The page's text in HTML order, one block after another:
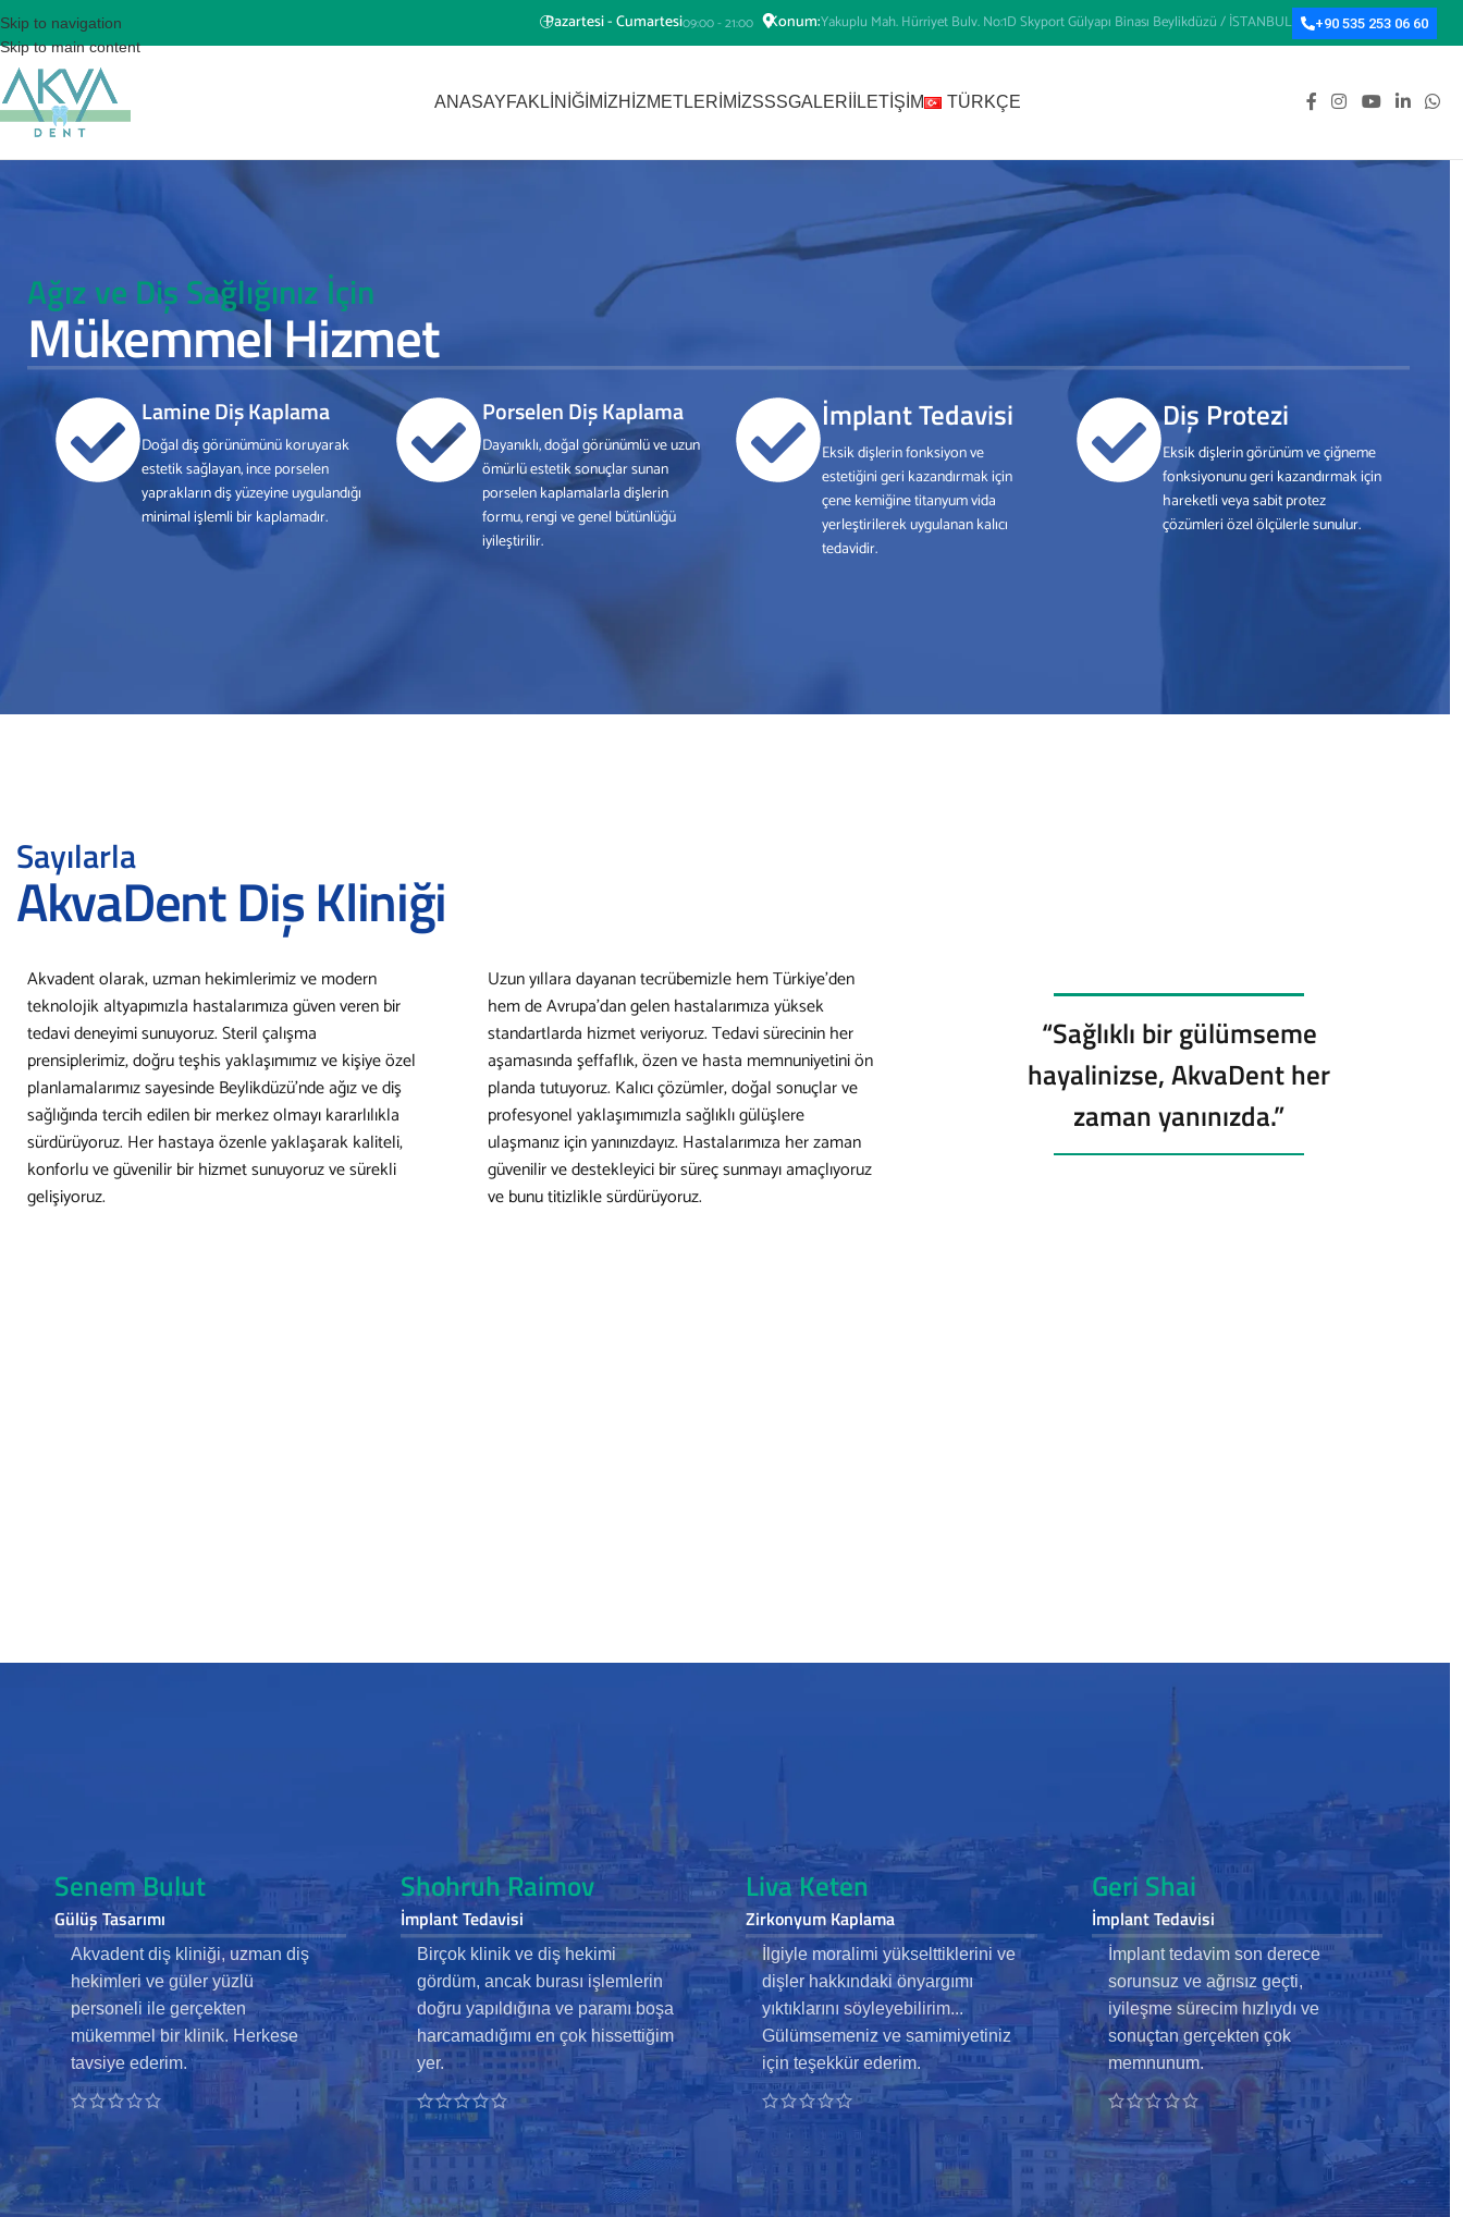
Skip to navigation
Skip to main content
+90 535 253 06 60
Yakuplu Mah. Hürriyet Bulv. No:1D Skyport Gülyapı Binası Beylikdüzü / İSTANBUL
Konum:
09:00 - 21:00
Pazartesi - Cumartesi
ANASAYFAKLINIĞIMIZHIZMETLERIMIZSSSGALERI İLETIŞIM TÜRKÇE
Ağız ve Diş Sağlığınız İçin
Mükemmel Hizmet
Lamine Diş Kaplama
Doğal diş görünümünü koruyarak
estetik sağlayan, ince porselen
yaprakların diş yüzeyine uygulandığı
minimal işlemli bir kaplamadır.
Porselen Diş Kaplama
Dayanıklı, doğal görünümlü ve uzun
ömürlü estetik sonuçlar sunan
porselen kaplamalarla dişlerin
formu, rengi ve genel bütünlüğü
iyileştirilir.
İmplant Tedavisi
Eksik dişlerin fonksiyon ve
estetiğini geri kazandırmak için
çene kemiğine titanyum vida
yerleştirilerek uygulanan kalıcı
tedavidir.
Diş Protezi
Eksik dişlerin görünüm ve çiğneme
fonksiyonunu geri kazandırmak için
hareketli veya sabit protez
çözümleri özel ölçülerle sunulur.
Sayılarla
AkvaDent Diş Kliniği
Akvadent olarak, uzman hekimlerimiz ve modern
teknolojik altyapımızla hastalarımıza güven veren bir
tedavi deneyimi sunuyoruz. Steril çalışma
prensiplerimiz, doğru teşhis yaklaşımımız ve kişiye özel
planlamalarımız sayesinde Beylikdüzü’nde ağız ve diş
sağlığında tercih edilen bir merkez olmayı kararlılıkla
sürdürüyoruz. Her hastaya özenle yaklaşarak kaliteli,
konforlu ve güvenilir bir hizmet sunuyoruz ve sürekli
gelişiyoruz.
Uzun yıllara dayanan tecrübemizle hem Türkiye’den
hem de Avrupa’dan gelen hastalarımıza yüksek
standartlarda hizmet veriyoruz. Tedavi sürecinin her
aşamasında şeffaflık, özen ve hasta memnuniyetini ön
planda tutuyoruz. Kalıcı çözümler, doğal sonuçlar ve
profesyonel yaklaşımımızla sağlıklı gülüşlere
ulaşmanız için yanınızdayız. Hastalarımıza her zaman
güvenilir ve destekleyici bir süreç sunmayı amaçlıyoruz
ve bunu titizlikle sürdürüyoruz.
“Sağlıklı bir gülümseme
hayalinizse, AkvaDent her
zaman yanınızda.”
Senem Bulut
Gülüş Tasarımı
Akvadent diş kliniği, uzman diş
hekimleri ve güler yüzlü
personeli ile gerçekten
mükemmel bir klinik. Herkese
tavsiye ederim.
Shohruh Raimov
İmplant Tedavisi
Birçok klinik ve diş hekimi
gördüm, ancak burası işlemlerin
doğru yapıldığına ve paramı boşa
harcamadığımı en çok hissettiğim
yer.
Liva Keten
Zirkonyum Kaplama
İlgiyle moralimi yükselttiklerini ve
dişler hakkındaki önyargımı
yıktıklarını söyleyebilirim...
Gülümsemeniz ve samimiyetiniz
için teşekkür ederim.
Geri Shai
İmplant Tedavisi
İmplant tedavim son derece
sorunsuz ve ağrısız geçti,
iyileşme sürecim hızlıydı ve
sonuçtan gerçekten çok
memnunum.